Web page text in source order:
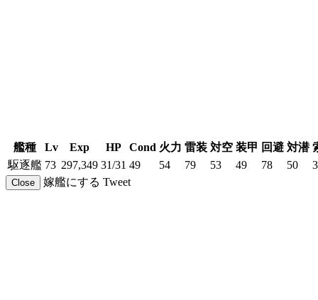
艦種 Lv Exp HP Cond 火力 雷装 対空 装甲 回避 対潜
駆逐艦 73 297,349 31/31 49 54 79 53 49 78 50
Close 嫁艦にする Tweet